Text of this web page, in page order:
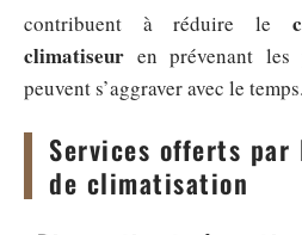
contribuent à réduire le
climatiseur en prévenant les
peuvent s’aggraver avec le temps.
Services offerts par
de climatisation